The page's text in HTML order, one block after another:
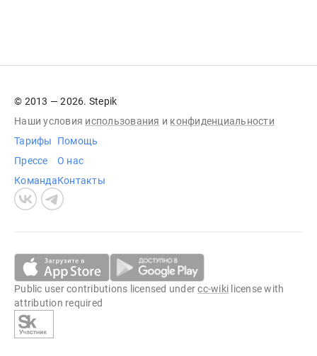
© 2013 — 2026. Stepik
Наши условия использования и конфиденциальности
Тарифы
Прессе
Команда
Помощь
О нас
Контакты
Public user contributions licensed undercc-wiki license with
attribution required